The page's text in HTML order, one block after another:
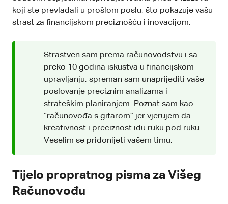
koji ste prevladali u prošlom poslu, što pokazuje vašu
strast za financijskom preciznošću i inovacijom.
Strastven sam prema računovodstvu i sa
preko 10 godina iskustva u financijskom
upravljanju, spreman sam unaprijediti vaše
poslovanje preciznim analizama i
strateškim planiranjem. Poznat sam kao
“računovođa s gitarom” jer vjerujem da
kreativnost i preciznost idu ruku pod ruku.
Veselim se pridonijeti vašem timu.
Tijelo propratnog pisma za Višeg
Računovođu